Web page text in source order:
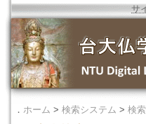
サ
． ホーム > 検索システム > 検